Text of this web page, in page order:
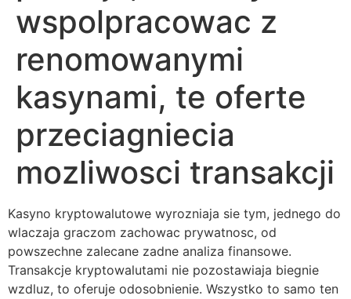
wspolpracowac z
renomowanymi
kasynami, te oferte
przeciagniecia
mozliwosci transakcji
Kasyno kryptowalutowe wyrozniaja sie tym, jednego do
wlaczaja graczom zachowac prywatnosc, od
powszechne zalecane zadne analiza finansowe.
Transakcje kryptowalutami nie pozostawiaja biegnie
wzdluz, to oferuje odosobnienie. Wszystko to samo ten